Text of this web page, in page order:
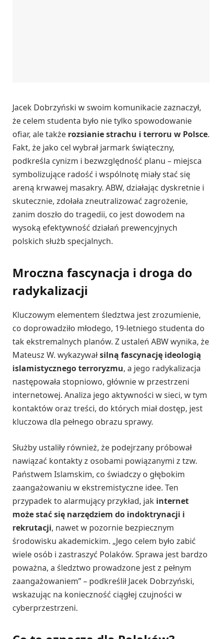
Jacek Dobrzyński w swoim komunikacie zaznaczył,
że celem studenta było nie tylko spowodowanie
ofiar, ale także rozsianie strachu i terroru w Polsce.
Fakt, że jako cel wybrał jarmark świąteczny,
podkreśla cynizm i bezwzględność planu – miejsca
symbolizujące radość i wspólnotę miały stać się
areną krwawej masakry. ABW, działając dyskretnie i
skutecznie, zdołała zneutralizować zagrożenie,
zanim doszło do tragedii, co jest dowodem na
wysoką efektywność działań prewencyjnych
polskich służb specjalnych.
Mroczna fascynacja i droga do
radykalizacji
Kluczowym elementem śledztwa jest zrozumienie,
co doprowadziło młodego, 19-letniego studenta do
tak ekstremalnych planów. Z ustaleń ABW wynika, że
Mateusz W. wykazywałsilną fascynację ideologią
islamistycznego terroryzmu, a jego radykalizacja
następowała stopniowo, głównie w przestrzeni
internetowej. Analiza jego aktywności w sieci, w tym
kontaktów oraz treści, do których miał dostęp, jest
kluczowa dla pełnego obrazu sprawy.
Służby ustaliły również, że podejrzany próbował
nawiązać kontakty z osobami powiązanymi z tzw.
Państwem Islamskim, co świadczy o głębokim
zaangażowaniu w ekstremistyczne idee. Ten
przypadek to alarmujący przykład, jak internet
może stać się narzędziem do indoktrynacji i
rekrutacji, nawet w pozornie bezpiecznym
środowisku akademickim. „Jego celem było zabić
wiele osób i zastraszyć Polaków. Sprawa jest bardzo
poważna, a śledztwo prowadzone jest z pełnym
zaangażowaniem” – podkreślił Jacek Dobrzyński,
wskazując na konieczność ciągłej czujności w
cyberprzestrzeni.